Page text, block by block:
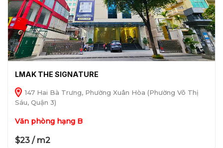
LMAK THE SIGNATURE
147 Hai Bà Trưng, Phường Xuân Hòa (Phường Võ Thị
Sáu, Quận 3)
Văn phòng hạng B
$23 / m2